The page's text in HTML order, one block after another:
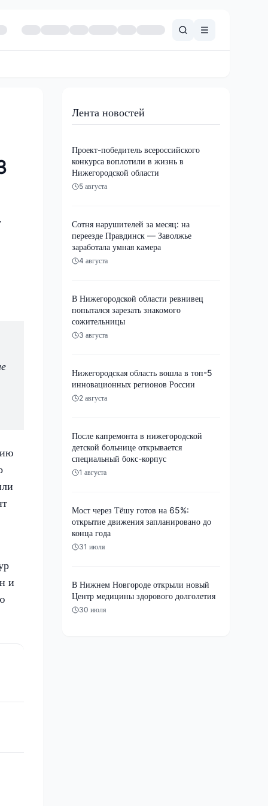
и
Лента новостей
Проект-победитель всероссийского
конкурса воплотили в жизнь в
Нижегородской области
5 августа
Сотня нарушителей за месяц: на
переезде Правдинск — Заволжье
заработала умная камера
4 августа
В Нижегородской области ревнивец
попытался зарезать знакомого
сожительницы
3 августа
Нижегородская область вошла в топ-5
инновационных регионов России
2 августа
После капремонта в нижегородской
детской больнице открывается
специальный бокс-корпус
1 августа
Мост через Тёшу готов на 65%:
открытие движения запланировано до
конца года
31 июля
В Нижнем Новгороде открыли новый
Центр медицины здорового долголетия
30 июля